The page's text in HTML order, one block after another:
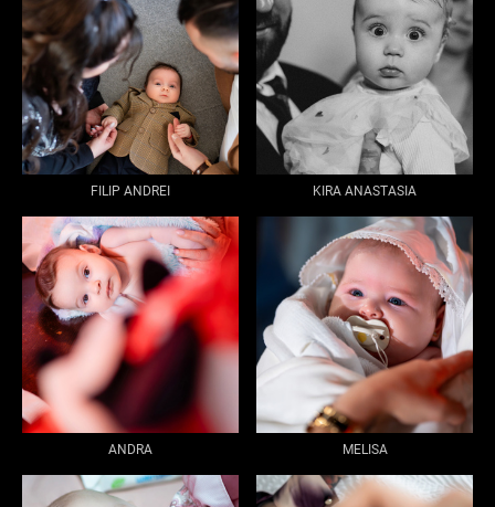
FILIP ANDREI KIRA ANASTASIA
ANDRA MELISA